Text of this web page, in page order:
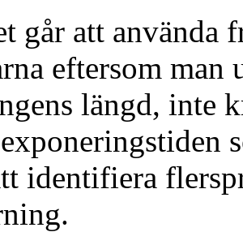
går att använda
eftersom man
längd, inte
identifiera